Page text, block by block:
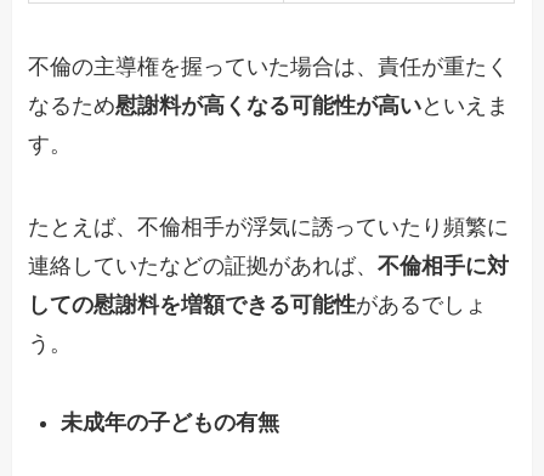
不倫の主導権を握っていた場合は、責任が重たく
なるため慰謝料が高くなる可能性が高いといえま
す。
たとえば、不倫相手が浮気に誘っていたり頻繁に
連絡していたなどの証拠があれば、不倫相手に対
しての慰謝料を増額できる可能性があるでしょ
う。
未成年の子どもの有無